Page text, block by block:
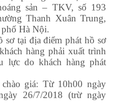
sản – TKV, số 193
Thanh Xuân Trung,
Hà Nội.
sơ tại địa điểm phát hồ sơ
hàng phải xuất trình
lực do khách hàng phát
giá: Từ 10h00 ngày
26/7/2018 (trừ ngày